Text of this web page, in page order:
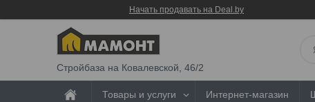
Начать продавать на Deal.by
Стройбаза на Ковалевской, 46/2
Товары и услуги Интернет-магазин